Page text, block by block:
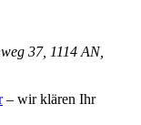
37, 1114 AN,
– wir klären Ihr